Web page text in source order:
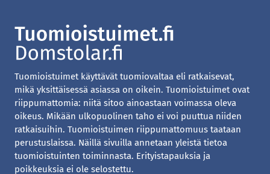
Tuomioistuimet käyttävät tuomiovaltaa eli ratkaisevat,
mikä yksittäisessä asiassa on oikein. Tuomioistuimet ovat
riippumattomia: niitä sitoo ainoastaan voimassa oleva
oikeus. Mikään ulkopuolinen taho ei voi puuttua niiden
ratkaisuihin. Tuomioistuimen riippumattomuus taataan
perustuslaissa. Näillä sivuilla annetaan yleistä tietoa
tuomioistuinten toiminnasta. Erityistapauksia ja
poikkeuksia ei ole selostettu.